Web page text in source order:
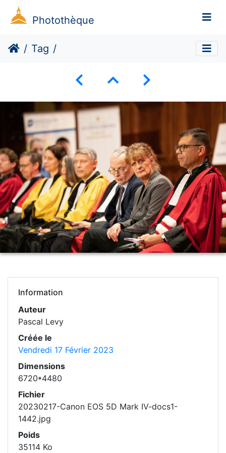
Photothèque
Tag
Information
Auteur
Pascal Levy
Créée le
Vendredi 17 Février 2023
Dimensions
6720*4480
Fichier
20230217-Canon EOS 5D Mark IV-docs1-
1442.jpg
Poids
35114 Ko